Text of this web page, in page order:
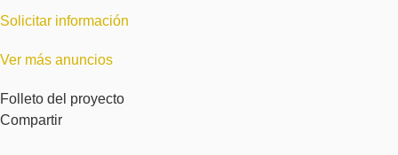
Solicitar información
Ver más anuncios
Folleto del proyecto
Compartir